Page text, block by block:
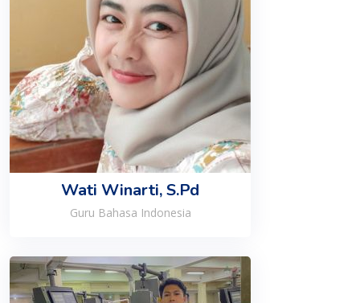
Wati Winarti, S.Pd
Guru Bahasa Indonesia